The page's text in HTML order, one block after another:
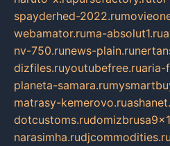
spayderhed-2022.ru
webamator.ruma-absolut1.ru
nv-750.runews-plain.ru
dizfiles.ruyoutubefree.ruaria-
planeta-samara.ru
matrasy-kemerovo.ru
dotcustoms.ru
narasimha.rudjcommodities.ru